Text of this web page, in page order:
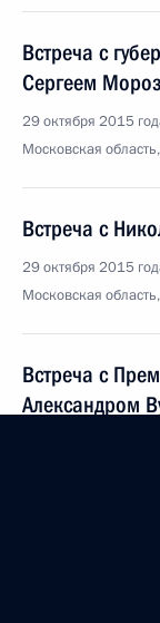
Встреча с
Сергеем
29 октября 2015
Московская
Встреча с
29 октября 2015
Московская
Встреча с
Александром